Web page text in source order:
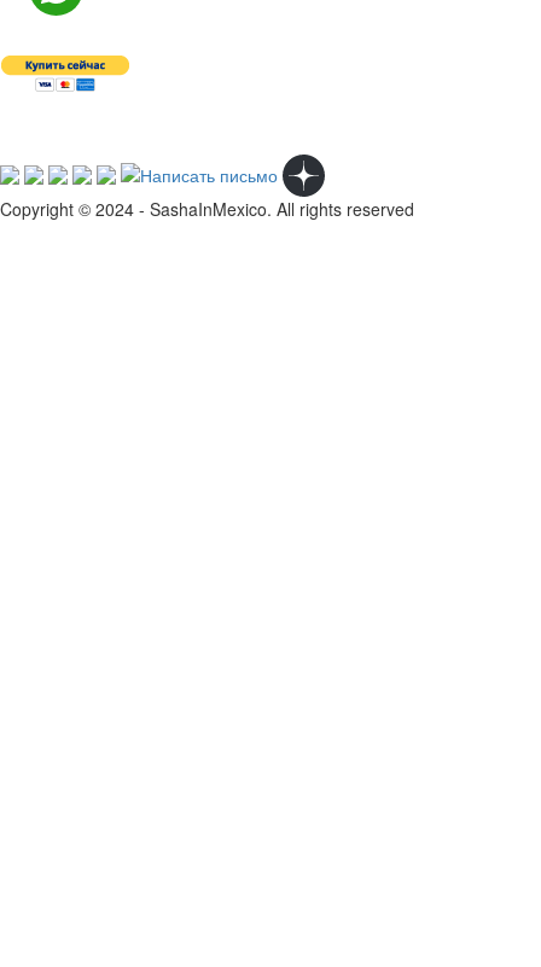
Copyright © 2024 - SashaInMexico. All rights reserved